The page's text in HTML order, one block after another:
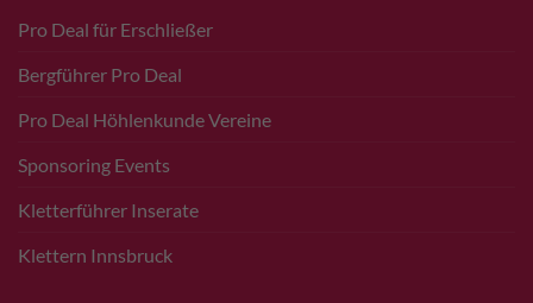
Pro Deal für Erschließer
Bergführer Pro Deal
Pro Deal Höhlenkunde Vereine
Sponsoring Events
Kletterführer Inserate
Klettern Innsbruck